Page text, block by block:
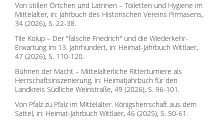
Von stillen Örtchen und Latrinen – Toiletten und Hygiene im
Mittelalter, in: Jahrbuch des Historischen Vereins Pirmasens,
34 (2026), S. 22-38.
Tile Kolup – Der "falsche Friedrich" und die Wiederkehr-
Erwartung im 13. Jahrhundert, in: Heimat-Jahrbuch Wittlaer,
47 (2026), S. 110-120.
Bühnen der Macht – Mittelalterliche Ritterturniere als
Herrschaftsinszenierung, in: Heimatjahrbuch für den
Landkreis Südliche Weinstraße, 49 (2026), S. 96-101.
Von Pfalz zu Pfalz im Mittelalter. Königsherrschaft aus dem
Sattel, in: Heimat-Jahrbuch Wittlaer, 46 (2025), S. 50-61.